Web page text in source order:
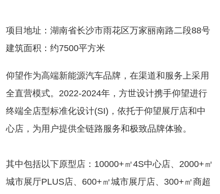
项目地址：湖南省长沙市雨花区万家丽南路二段88号
建筑面积：约7500平方米
仰望作为高端新能源汽车品牌，在渠道和服务上采用
全直营模式。2022-2024年，方世设计携手仰望进行
终端全店型标准化设计(SI)，依托于仰望展厅店和中
心店，为用户提供全链路服务和极致品牌体验。
其中包括以下原型店：10000+㎡4S中心店、2000+㎡
城市展厅PLUS店、600+㎡城市展厅店、300+㎡商超